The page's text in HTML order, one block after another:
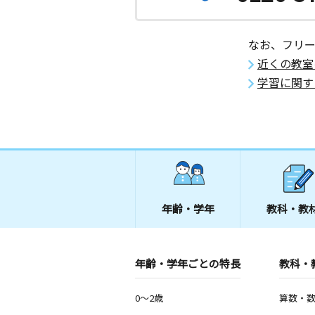
周陽教室
水 木 金
0歳～高校生
山口県周南市周陽１丁目６‐１５
なお、フリ
近くの教
学習に関
年齢・学年 教科・教
年齢・学年ごとの特長
0～2歳
教科・
算数・